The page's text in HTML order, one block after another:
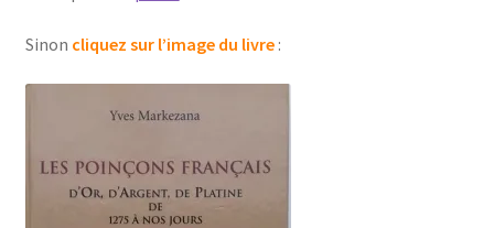
Sinon cliquez sur l’image du livre: